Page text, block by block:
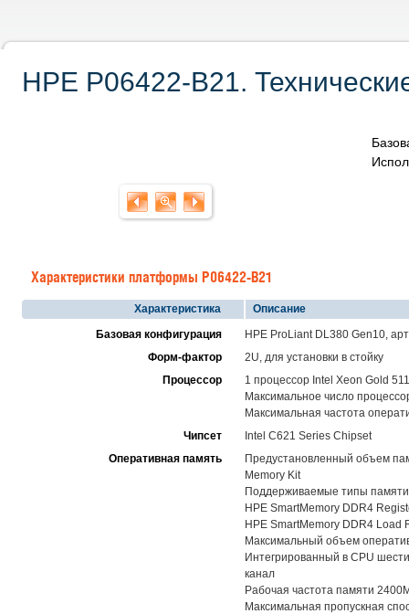
HPE P06422-B21.
Характеристики платформы P06422-B21
Характеристика
Описание
Базовая конфигурация
HPE ProLiant DL380 Gen10,
Форм-фактор
2U, для установки в стойку
Процессор
1 процессор Intel Xeon Gold
Максимальное число
Максимальная частота
Чипсет
Intel C621 Series Chipset
Оперативная память
Предустановленный объем
Memory Kit
Поддерживаемые типы
HPE SmartMemory DDR4
HPE SmartMemory DDR4 Load
Максимальный объем
Интегрированный в CPU
канал
Рабочая частота памяти
Максимальная пропускная